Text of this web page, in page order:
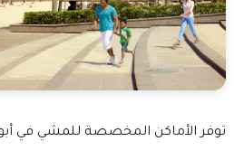
توفر الأماكن المخصصة للمشي في